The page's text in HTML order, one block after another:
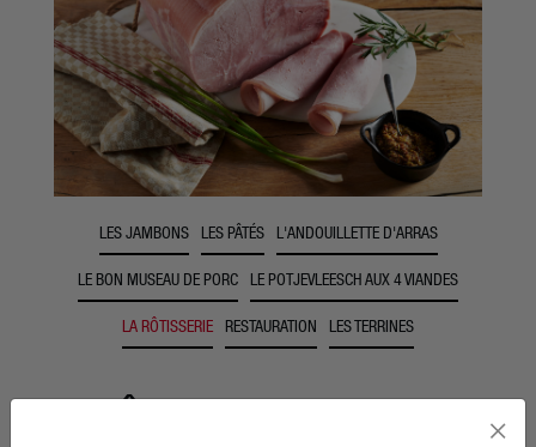
LES JAMBONS LES PÂTÉS L'ANDOUILLETTE D'ARRAS
LE BON MUSEAU DE PORC LE POTJEVLEESCH AUX 4 VIANDES
LA RÔTISSERIE RESTAURATION LES TERRINES
×